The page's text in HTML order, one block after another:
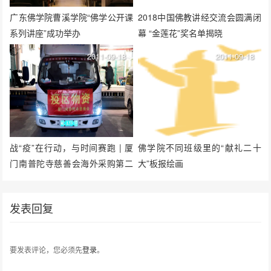
广东佛学院曹溪学院“佛学公开课
系列讲座”成功举办
2018中国佛教讲经交流会圆满闭
幕 “金莲花”奖名单揭晓
战“疫”在行动，与时间赛跑 | 厦
门南普陀寺慈善会海外采购第二
2011-09-18
佛学院不同班级里的“献礼二十
大”板报绘画
2011-09-18
发表回复
要发表评论，您必须先登录。